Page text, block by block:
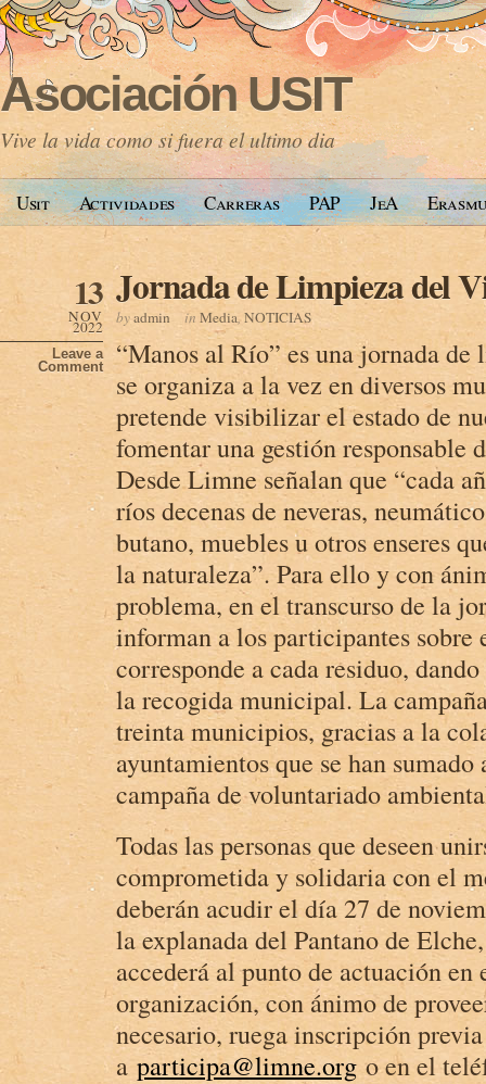
Asociación USIT
Vive la vida como si fuera el ultimo dia
Usit Actividades Carreras PAP JeA
Jornada de Limpieza del
13
NOV
2022
Leave a
Comment
byadmin in Media, NOTICIAS
“Manos al Río” es una jornada
se organiza a la vez en diversos
pretende visibilizar el estado de
fomentar una gestión responsable
Desde Limne señalan que “cada
ríos decenas de neveras,
butano, muebles u otros enseres
la naturaleza”. Para ello y con
problema, en el transcurso de la
informan a los participantes sobre
corresponde a cada residuo,
la recogida municipal. La
treinta municipios, gracias a la
ayuntamientos que se han
campaña de voluntariado
Todas las personas que deseen
comprometida y solidaria con el
deberán acudir el día 27 de
la explanada del Pantano de
accederá al punto de actuación
organización, con ánimo de
necesario, ruega inscripción
a participa@limne.org o en el